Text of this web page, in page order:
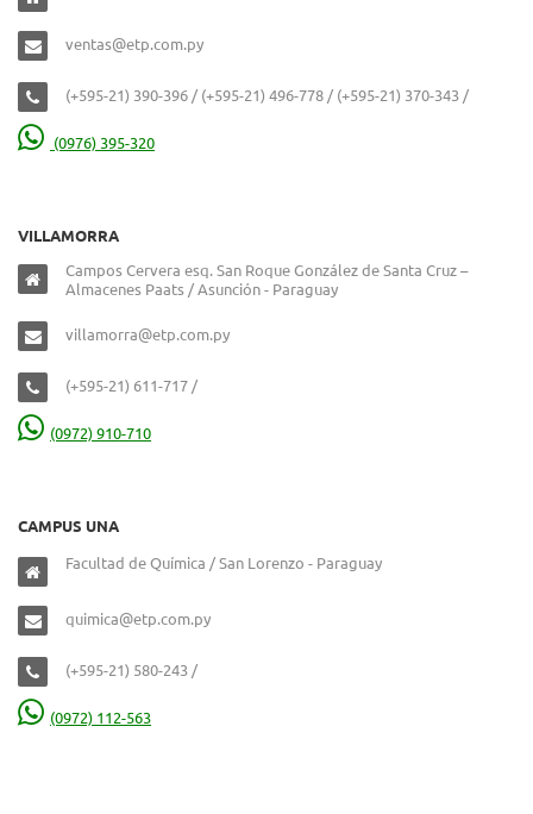
ventas@etp.com.py
(+595-21) 390-396 / (+595-21) 496-778 / (+595-21) 370-343 /
(0976) 395-320
VILLAMORRA
Campos Cervera esq. San Roque González de Santa Cruz –
Almacenes Paats / Asunción - Paraguay
villamorra@etp.com.py
(+595-21) 611-717 /
(0972) 910-710
CAMPUS UNA
Facultad de Química / San Lorenzo - Paraguay
quimica@etp.com.py
(+595-21) 580-243 /
(0972) 112-563